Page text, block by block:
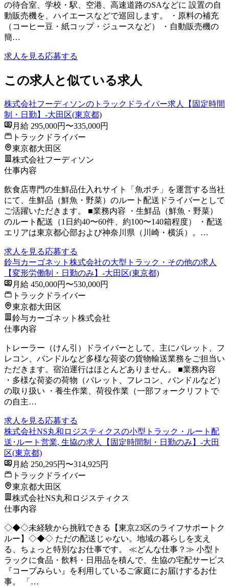
の待合室、学校・駅、空港、高速道路のSAなどに 設置の自
動販売機を、ハイエースなどで巡回します。 ・原料の補充
（コーヒー豆・紙コップ・ジュースなど） ・自動販売機の
簡…
求人を見る応募する
この求人と似ている求人
株式会社フーディソンのトラックドライバー求人【固定時間
制・日勤】-大田区(東京都)
月給 295,000円〜335,000円
トラックドライバー
東京都大田区
株式会社フーディソン
仕事内容
飲食店専門の生鮮品仕入れサイト「魚ポチ」を運営する当社
にて、生鮮品（鮮魚・野菜）のルート配送ドライバーとして
ご活躍いただきます。 ■業務内容 ・生鮮品（鮮魚・野菜）
のルート配送（1日約40〜60件、約100〜140箱程度） ・配送
エリアは東京都心部および神奈川県（川崎・横浜）。…
求人を見る応募する
鈴与カーゴネット株式会社の大型トラック・その他の求人
【変形労働制・日勤のみ】-大田区(東京都)
月給 450,000円〜530,000円
トラックドライバー
東京都大田区
鈴与カーゴネット株式会社
仕事内容
トレーラー（けん引）ドライバーとして、主にパレット、フ
レコン、バンドルなど多様な荷姿の貨物輸送業務をご担当い
ただきます。宿泊運行はほとんどありません。 ■業務内容
・多様な荷姿の荷物（パレット、フレコン、バンドルなど）
の取り扱い ・養生作業、荷役作業（一部フォークリフトで
の自主…
求人を見る応募する
株式会社NS丸和ロジスティクスの小型トラック・ルート配
送･ルート営業, 生協の求人【固定時間制・日勤のみ】-大田
区(東京都)
月給 250,295円〜314,925円
トラックドライバー
東京都大田区
株式会社NS丸和ロジスティクス
仕事内容
◇◆◇未経験から挑戦できる【東京23区のライフサポートク
ルー】◇◆◇ ただの配送じゃない。地域の暮らしを支え
る、ちょっと特別なお仕事です。 ≪どんな仕事？≫ 小型ト
ラックに食品・飲料・日用品を積んで、生協の宅配サービス
『コープみらい』を利用しているご家庭にお届けするお仕
事。 「…